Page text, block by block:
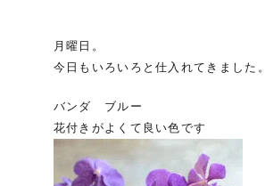
月曜日。
今日もいろいろと仕入れてきました。
バンダ ブルー
花付きがよくて良い色です